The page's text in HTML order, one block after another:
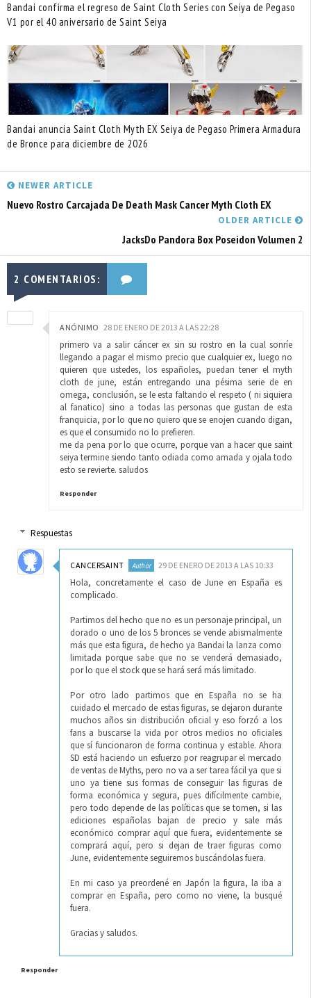
Bandai confirma el regreso de Saint Cloth Series con Seiya de Pegaso
V1 por el 40 aniversario de Saint Seiya
Bandai anuncia Saint Cloth Myth EX Seiya de Pegaso Primera Armadura
de Bronce para diciembre de 2026
NEWER ARTICLE
Nuevo Rostro Carcajada De Death Mask Cancer Myth Cloth EX
OLDER ARTICLE
JacksDo Pandora Box Poseidon Volumen 2
2 COMENTARIOS:
ANÓNIMO 28 DE ENERO DE 2013 A LAS 22:28
primero va a salir cáncer ex sin su rostro en la cual sonríe
llegando a pagar el mismo precio que cualquier ex, luego no
quieren que ustedes, los españoles, puedan tener el myth
cloth de june, están entregando una pésima serie de en
omega, conclusión, se le esta faltando el respeto ( ni siquiera
al fanatico) sino a todas las personas que gustan de esta
franquicia, por lo que no quiero que se enojen cuando digan,
es que el consumido no lo prefieren.
me da pena por lo que ocurre, porque van a hacer que saint
seiya termine siendo tanto odiada como amada y ojala todo
esto se revierte. saludos
Responder
Respuestas
CANCERSAINT 29 DE ENERO DE 2013 A LAS 10:33
Hola, concretamente el caso de June en España es
complicado.
Partimos del hecho que no es un personaje principal, un
dorado o uno de los 5 bronces se vende abismalmente
más que esta figura, de hecho ya Bandai la lanza como
limitada porque sabe que no se venderá demasiado,
por lo que el stock que se hará será más limitado.
Por otro lado partimos que en España no se ha
cuidado el mercado de estas figuras, se dejaron durante
muchos años sin distribución oficial y eso forzó a los
fans a buscarse la vida por otros medios no oficiales
que sí funcionaron de forma continua y estable. Ahora
SD está haciendo un esfuerzo por reagrupar el mercado
de ventas de Myths, pero no va a ser tarea fácil ya que si
uno ya tiene sus formas de conseguir las figuras de
forma económica y segura, pues difícilmente cambie,
pero todo depende de las políticas que se tomen, si las
ediciones españolas bajan de precio y sale más
económico comprar aquí que fuera, evidentemente se
comprará aquí, pero si dejan de traer figuras como
June, evidentemente seguiremos buscándolas fuera.
En mi caso ya preordené en Japón la figura, la iba a
comprar en España, pero como no viene, la busqué
fuera.
Gracias y saludos.
Responder